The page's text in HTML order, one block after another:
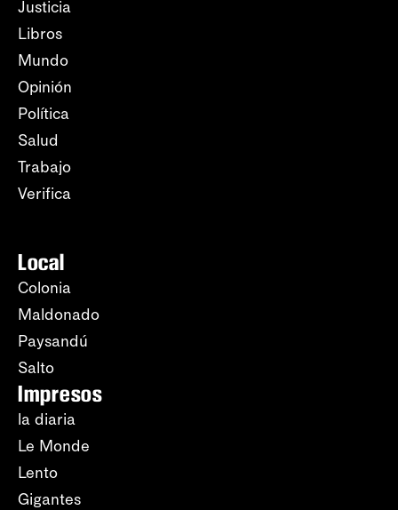
Justicia
Libros
Mundo
Opinión
Política
Salud
Trabajo
Verifica
Local
Colonia
Maldonado
Paysandú
Salto
Impresos
la diaria
Le Monde
Lento
Gigantes